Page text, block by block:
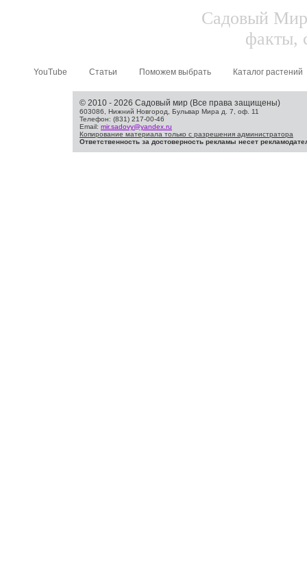
Садовый
факты,
YouTube Статьи Поможем выбрать Каталог растений
© 2010 - 2026 Садовый мир (Все права защищены)
603086, Нижний Новгород, Бульвар Мира д. 7, оф. 11
Телефон: (831) 217-00-46
Email: mir.sadovy@yandex.ru
Копирование материала только с разрешения администратора
Ответственность за достоверность рекламы несет